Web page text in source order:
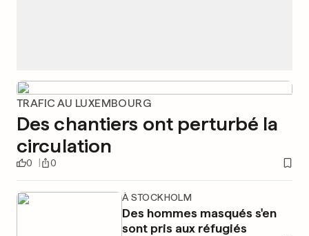
TRAFIC AU LUXEMBOURG
Des chantiers ont perturbé la
circulation
0 0
À STOCKHOLM
Des hommes masqués s'en
sont pris aux réfugiés